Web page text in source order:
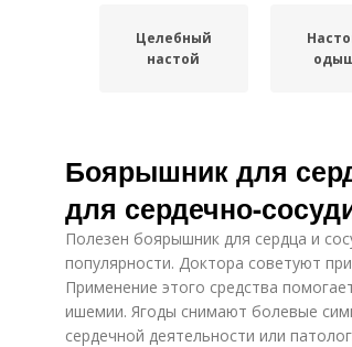
Целебный
настой
Боярышник для
для сердечно-
Полезен боярышник для сердца и
популярности. Доктора советуют
Применение этого средства
ишемии. Ягоды снимают болевые
сердечной деятельности или